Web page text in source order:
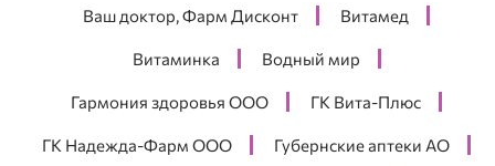
Ваш доктор, Фарм Дисконт Витамед
Витаминка Водный мир
Гармония здоровья ООО ГК Вита-Плюс
ГК Надежда-Фарм ООО Губернские аптеки АО